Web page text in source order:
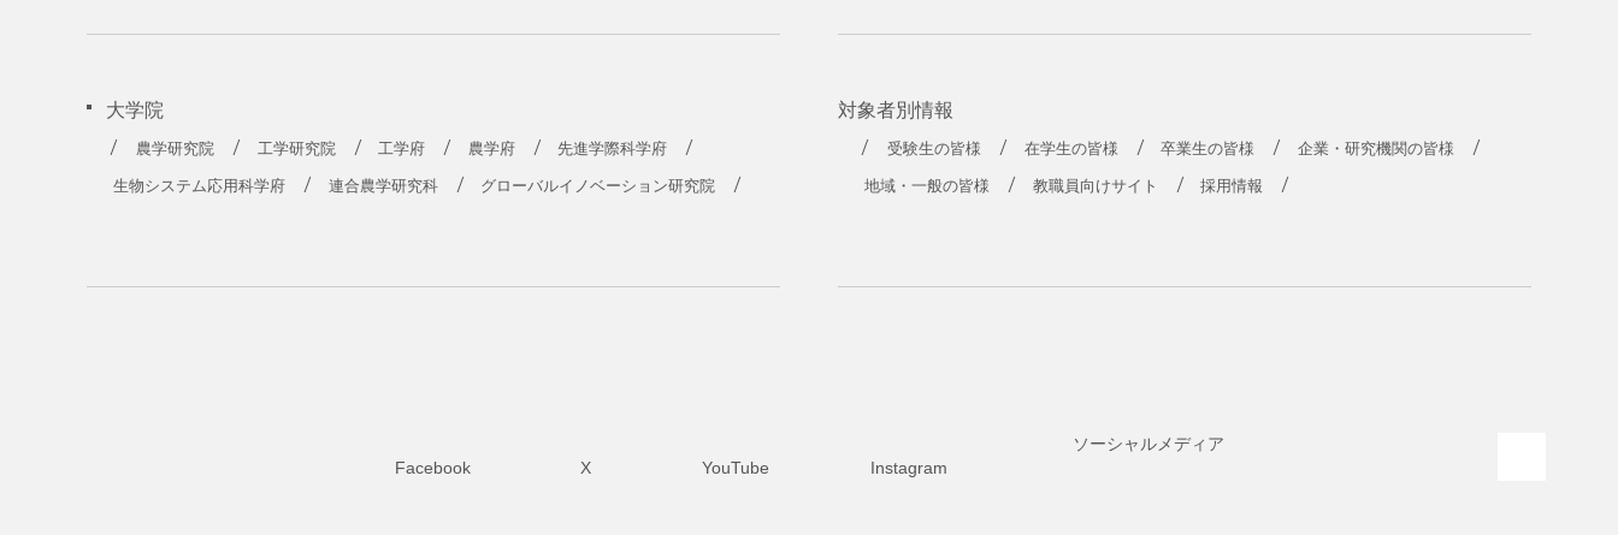
大学院
農学研究院 工学研究院 工学府 農学府 先進学際科学府
生物システム応用科学府 連合農学研究科 グローバルイノベーション研究院
対象者別情報
受験生の皆様 在学生の皆様 卒業生の皆様 企業・研究機関の皆様
地域・一般の皆様 教職員向けサイト 採用情報
Facebook
X YouTube Instagram
ソーシャルメディア